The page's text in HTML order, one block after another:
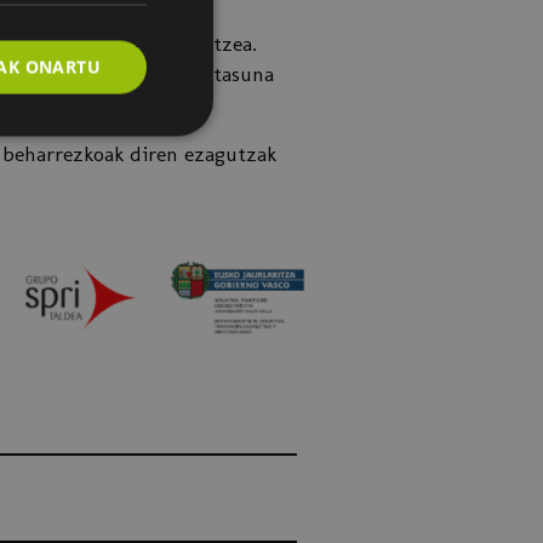
sortzeko.
konfiguratzea.
ekipoaren eraginkortasuna
diren ezagutzak
ONARTU